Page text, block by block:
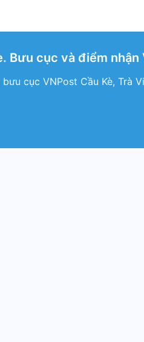
Bưu cục và điểm
cục VNPost Cầu Kè, Trà